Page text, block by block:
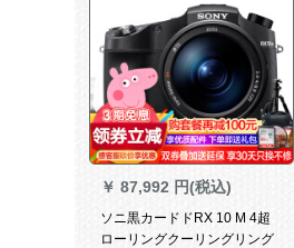
￥ 87,992 円(税込)
ソニ黒カードドRX 10 M 4超
ローリングクーリングリング